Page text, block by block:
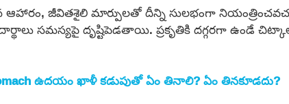
జీవితశైలి మార్పులతో దీన్ని సులభంగా
సమస్యపై దృష్టిపెడతాయి. ప్రకృతికి దగ్గరగా ఉండే
ఉదయం ఖాళీ కడుపుతో ఏం తినాలి? ఏం తినకూడదు?